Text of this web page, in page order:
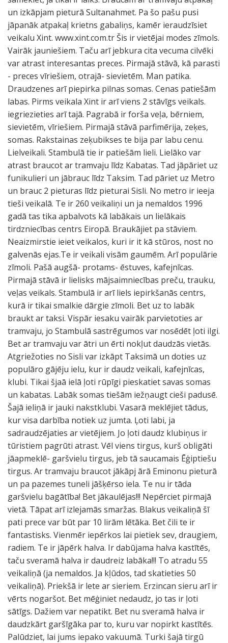
un izkāpjam pieturā Sultanahmet. Pa šo pašu pusi
jāpanāk atpakaļ krietns gabaliņs, kamēr ieraudzīsiet
veikalu Xint. www.xint.com.tr Šis ir vietējai modes zīmols.
Vairāk jauniešiem. Taču arī jebkura cita vecuma cilvēki
var atrast interesantas preces. Pirmajā stāvā, kā parasti
- preces vīriešiem, otrajā- sievietēm. Man patika.
Draudzenes arī piepirka pilnas somas. Cenas patiešām
labas. Pirms veikala Xint ir arī viens 2 stāvīgs veikals.
iegriezieties arī tajā. Pagrabā ir forša veļa, bērniem,
sievietēm, vīriešiem. Pirmajā stāvā parfimērija, zeķes,
somas. Rakstainas zeķubikses te bija par labu cenu.
Lielveikali. Stambulā tie ir patiešām lieli. Lielāko var
atrast braucot ar tramvaju līdz Kabatas. Tad jāpāriet uz
funikulieri un jābrauc līdz Taksim. Tad pāriet uz Metro
un brauc 2 pieturas līdz pieturai Sisli. No metro ir ieeja
tieši veikalā. Te ir 260 veikaliņi un ja nemaldos 1996
gadā tas tika apbalvots kā labākais un lielākais
tirdzniecības centrs Eiropā. Braukājiet pa stāviem.
Neaizmirstie ieiet veikalos, kuri ir it kā stūros, nost no
galvenās ejas.Te ir veikali visām gaumēm. Arī populārie
zīmoli. Pašā augšā- protams- ēstuves, kafejnīcas.
Pirmajā stāvā ir lielisks mājsaimniecības preču, trauku,
veļas veikals. Stambulā ir arī liels iepirkšanās centrs,
kurā ir tikai smalkie dārgie zīmoli. Bet uz to labāk
braukt ar taksi. Vispār iesaku vairāk parvietoties ar
tramvaju, jo Stambulā sastrēgumos var nosēdēt ļoti ilgi.
Bet ar tramvaju var ātri un ērti nokļut daudzās vietās.
Atgriežoties no Sisli var izkāpt Taksimā un doties uz
populāro gājēju ielu, kur ir daudz veikali, kafejnīcas,
klubi. Tikai šjaā ielā ļoti rūpīgi pieskatiet savas somas
un kabatas. Labāk somas tiešām iežņaugt cieši padusē.
Šajā ieliņā ir jauki nakstklubi. Vasarā meklējiet tādus,
kur visa darbība notiek uz jumta. Ļoti labi, ja
sadraudzējaties ar vietējiem. Jo ļoti daudz klubiņus ir
tūristiem pagrūti atrast. Vēl viens tirgus, kurš obligāti
jāapmeklē- garšvielu tirgus, jeb tā saucamais Ēģiptiešu
tirgus. Ar tramvaju braucot jākāpj ārā Eminonu pieturā
un pa pazemes tuneli jāšķērso iela. Te nu ir tāda
garšvielu bagātība! Bet jākaulējas!!! Nepērciet pirmajā
vietā. Tāpat arī izlejamās smaržas. Blakus veikaliņā šī
pati prece var būt par 10 lirām lētāka. Bet čili te ir
fantastisks. Vienmēr iepērkos lai pietiek sev, draugiem,
radiem. Te ir jāpērk halva. Ir dabūjama halva kastītēs,
taču sveramā halva ir daudreiz labāka!!! To atradu 55
veikaliņā (ja nemaldos. Ja kļūdos, tad skatieties 50
veikaliņā). Priekšā ir lete ar sieriem. Erzincan sieru arī ir
vērts nogaršot. Bet mēģiniet nedaudz, jo tas ir ļoti
sātīgs. Dažiem var nepatikt. Bet nu sveramā halva ir
daudzkārt garšīgāka par to, kuru var nopirkt kastītēs.
Palūdziet, lai jums iepako vakuumā. Turki šajā tirgū